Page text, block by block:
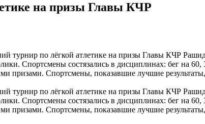
на призы Главы КЧР
турнир по лёгкой атлетике на призы Главы КЧР
Спортсмены состязались в дисциплинах: бег на
призами. Спортсмены, показавшие лучшие
турнир по лёгкой атлетике на призы Главы КЧР
Спортсмены состязались в дисциплинах: бег на
призами. Спортсмены, показавшие лучшие